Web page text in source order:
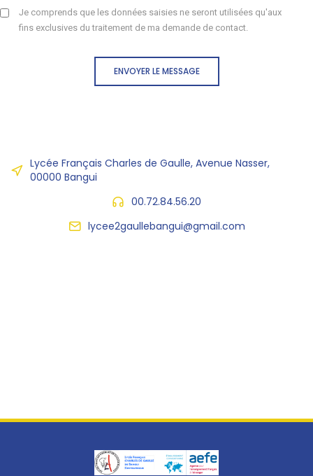
Je comprends que les données saisies ne seront utilisées qu'aux
fins exclusives du traitement de ma demande de contact.
ENVOYER LE MESSAGE
Lycée Français Charles de Gaulle, Avenue Nasser,
00000 Bangui
00.72.84.56.20
lycee2gaullebangui@gmail.com